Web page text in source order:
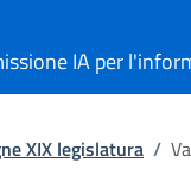
IA per
XIX legislatura /